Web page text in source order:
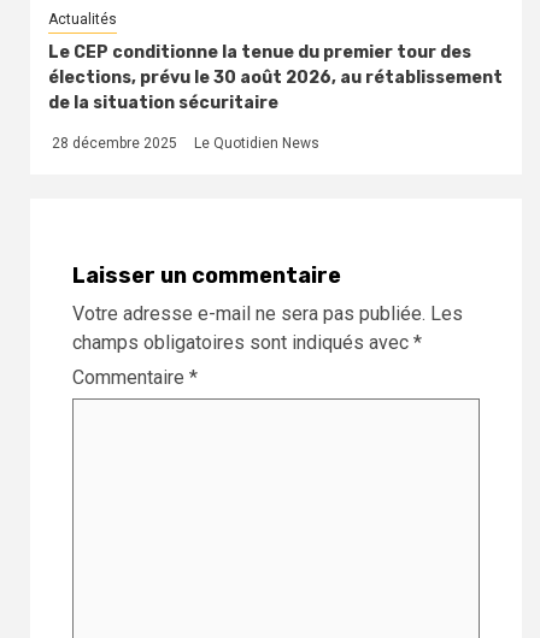
Actualités
Le CEP conditionne la tenue du premier tour des
élections, prévu le 30 août 2026, au rétablissement
de la situation sécuritaire
28 décembre 2025 Le Quotidien News
Laisser un commentaire
Votre adresse e-mail ne sera pas publiée. Les
champs obligatoires sont indiqués avec *
Commentaire *